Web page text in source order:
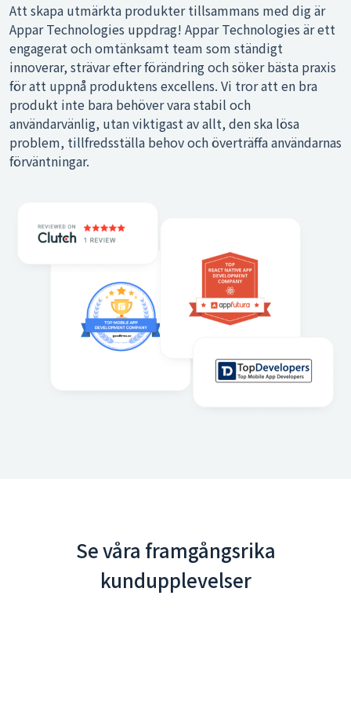
Att skapa utmärkta produkter tillsammans med dig är
Appar Technologies uppdrag! Appar Technologies är ett
engagerat och omtänksamt team som ständigt
innoverar, strävar efter förändring och söker bästa praxis
för att uppnå produktens excellens. Vi tror att en bra
produkt inte bara behöver vara stabil och
användarvänlig, utan viktigast av allt, den ska lösa
problem, tillfredsställa behov och överträffa användarnas
förväntningar.
Se våra framgångsrika
kundupplevelser